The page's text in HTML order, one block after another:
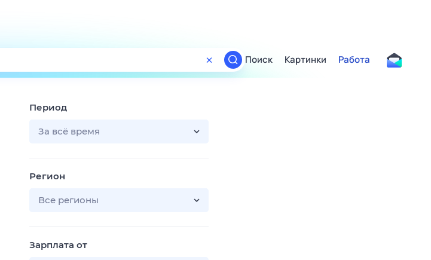
Поиск
ТВ-программа
Поиск Картинки Работа
Период
За всё время
Регион
Все регионы
Зарплата от